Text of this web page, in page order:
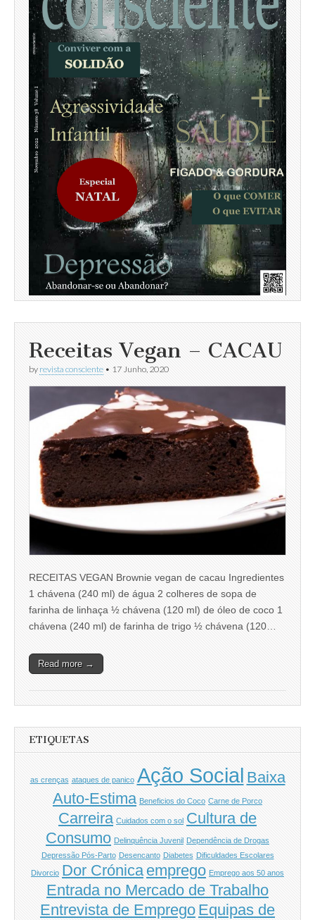
Receitas Vegan – CACAU
by revista consciente • 17 Junho, 2020
RECEITAS VEGAN Brownie vegan de cacau Ingredientes
1 chávena (240 ml) de água 2 colheres de sopa de
farinha de linhaça ½ chávena (120 ml) de óleo de coco 1
chávena (240 ml) de farinha de trigo ½ chávena (120…
Read more →
ETIQUETAS
as crenças ataques de panico Ação Social Baixa
Auto-Estima Beneficios do Coco Carne de Porco
Carreira Cuidados com o sol Cultura de
Consumo Delinquência Juvenil
Dependência de Drogas
Depressão Pós-Parto Desencanto Diabetes Dificuldades Escolares
Divorcio Dor Crónica emprego Emprego aos 50 anos
Entrada no Mercado de Trabalho
Entrevista de Emprego Equipas de